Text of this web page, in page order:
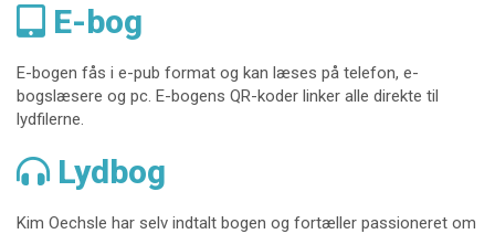
E-bog
E-bogen fås i e-pub format og kan læses på telefon, e-
bogslæsere og pc. E-bogens QR-koder linker alle direkte til
lydfilerne.
Lydbog
Kim Oechsle har selv indtalt bogen og fortæller passioneret om